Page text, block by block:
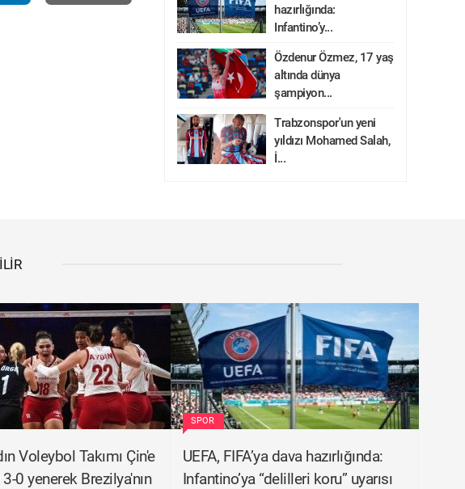
hazırlığında:
Infantino’y...
Özdenur Özmez, 17 yaş
altında dünya
şampiyon...
Trabzonspor'un yeni
yıldızı Mohamed Salah,
İ...
Voleybol Takımı Çin'e
0 yenerek Brezilya'nın
SPOR
UEFA, FIFA’ya dava hazırlığında:
Infantino’ya “delilleri koru” uyarısı